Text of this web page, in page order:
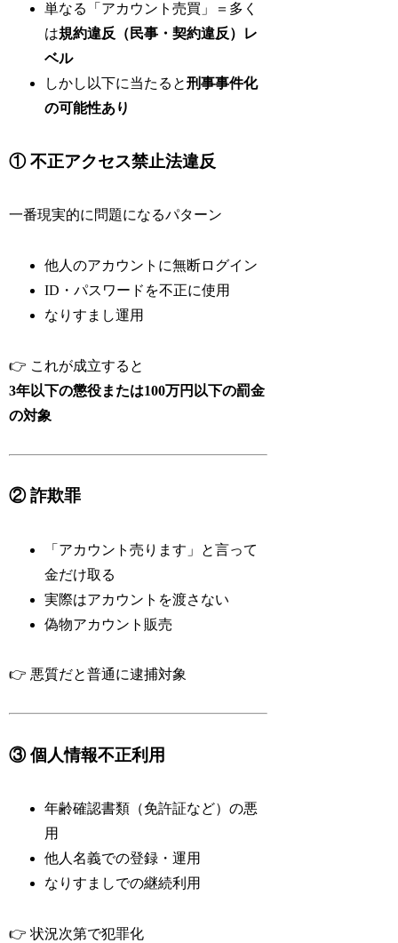
単なる「アカウント売買」＝多く
は規約違反（民事・契約違反）レ
ベル
しかし以下に当たると刑事事件化
の可能性あり
① 不正アクセス禁止法違反
一番現実的に問題になるパターン
他人のアカウントに無断ログイン
ID・パスワードを不正に使用
なりすまし運用
👉 これが成立すると
3年以下の懲役または100万円以下の罰金
の対象
② 詐欺罪
「アカウント売ります」と言って
金だけ取る
実際はアカウントを渡さない
偽物アカウント販売
👉 悪質だと普通に逮捕対象
③ 個人情報不正利用
年齢確認書類（免許証など）の悪
用
他人名義での登録・運用
なりすましでの継続利用
👉 状況次第で犯罪化